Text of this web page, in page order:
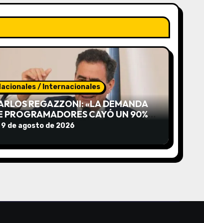
/ Internacionales
REGAZZONI: «LA DEMANDA
PROGRAMADORES CAYÓ UN 90%
A SER PEOR»
9 de agosto de 2026